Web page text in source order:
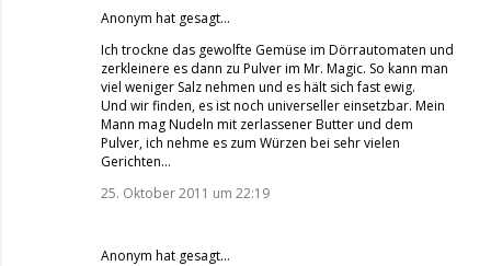
Anonym hat gesagt…
Ich trockne das gewolfte Gemüse im Dörrautomaten und
zerkleinere es dann zu Pulver im Mr. Magic. So kann man
viel weniger Salz nehmen und es hält sich fast ewig.
Und wir finden, es ist noch universeller einsetzbar. Mein
Mann mag Nudeln mit zerlassener Butter und dem
Pulver, ich nehme es zum Würzen bei sehr vielen
Gerichten...
25. Oktober 2011 um 22:19
Anonym hat gesagt…